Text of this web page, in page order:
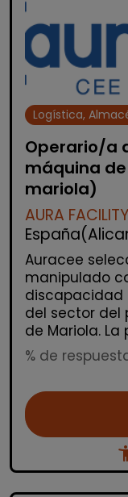
Logística,
Operario/a
máquina
mariola)
AURA
Auracee
manipulado
discapacidad
del sector del
de Mariola. La
% de